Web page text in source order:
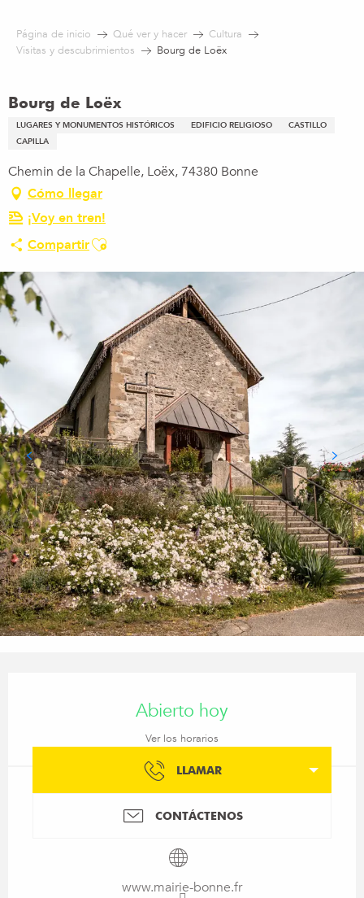
contenu
Página de inicio Qué ver y hacer
Cultura
Visitas y descubrimientos
Bourg de Loëx
Bourg de Loëx
LUGARES Y MONUMENTOS HISTÓRICOS EDIFICIO RELIGIOSO
CASTILLO
CAPILLA
Chemin de la Chapelle, Loëx, 74380 Bonne
Cómo llegar
¡Voy en tren!
CompartirAjouter aux favoris
Abierto hoy
Ver los horarios
LLAMAR
CONTÁCTENOS
www.mairie-bonne.fr